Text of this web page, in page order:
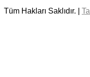
Tüm Hakları Saklıdır. |